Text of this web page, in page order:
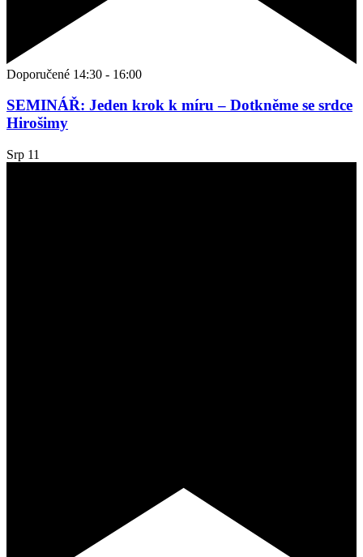
Doporučené 14:30 - 16:00
SEMINÁŘ: Jeden krok k míru – Dotkněme se srdce
Hirošimy
Srp 11